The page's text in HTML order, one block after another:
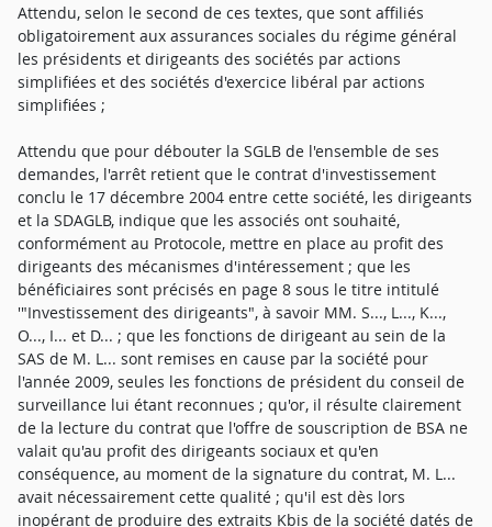
Attendu, selon le second de ces textes, que sont affiliés
obligatoirement aux assurances sociales du régime général
les présidents et dirigeants des sociétés par actions
simplifiées et des sociétés d'exercice libéral par actions
simplifiées ;
Attendu que pour débouter la SGLB de l'ensemble de ses
demandes, l'arrêt retient que le contrat d'investissement
conclu le 17 décembre 2004 entre cette société, les dirigeants
et la SDAGLB, indique que les associés ont souhaité,
conformément au Protocole, mettre en place au profit des
dirigeants des mécanismes d'intéressement ; que les
bénéficiaires sont précisés en page 8 sous le titre intitulé
'"Investissement des dirigeants", à savoir MM. S..., L..., K...,
O..., I... et D... ; que les fonctions de dirigeant au sein de la
SAS de M. L... sont remises en cause par la société pour
l'année 2009, seules les fonctions de président du conseil de
surveillance lui étant reconnues ; qu'or, il résulte clairement
de la lecture du contrat que l'offre de souscription de BSA ne
valait qu'au profit des dirigeants sociaux et qu'en
conséquence, au moment de la signature du contrat, M. L...
avait nécessairement cette qualité ; qu'il est dès lors
inopérant de produire des extraits Kbis de la société datés de